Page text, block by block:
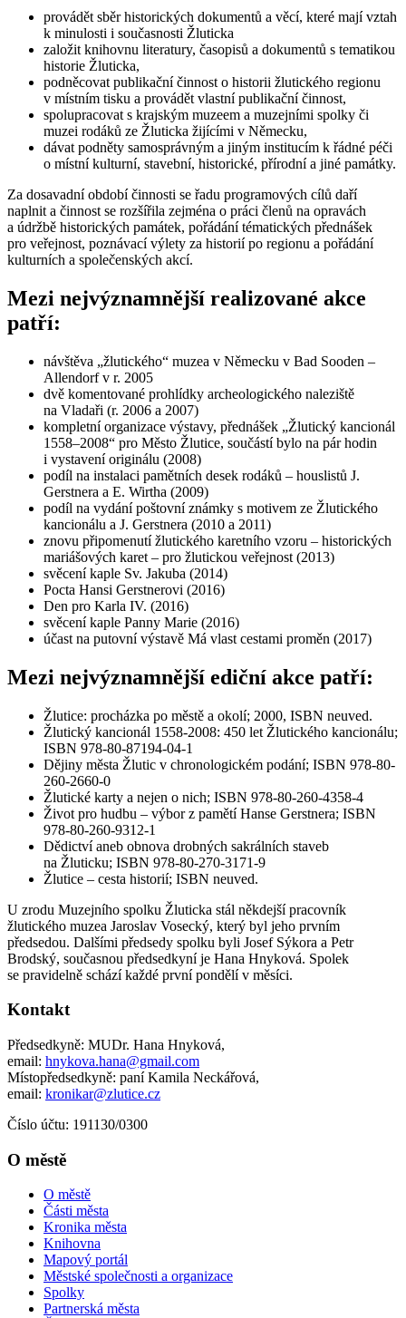
provádět sběr historických dokumentů a věcí, které mají vztah
k minulosti i současnosti Žluticka
založit knihovnu literatury, časopisů a dokumentů s tematikou
historie Žluticka,
podněcovat publikační činnost o historii žlutického regionu
v místním tisku a provádět vlastní publikační činnost,
spolupracovat s krajským muzeem a muzejními spolky či
muzei rodáků ze Žluticka žijícími v Německu,
dávat podněty samosprávným a jiným institucím k řádné péči
o místní kulturní, stavební, historické, přírodní a jiné památky.
Za dosavadní období činnosti se řadu programových cílů daří
naplnit a činnost se rozšířila zejména o práci členů na opravách
a údržbě historických památek, pořádání tématických přednášek
pro veřejnost, poznávací výlety za historií po regionu a pořádání
kulturních a společenských akcí.
Mezi nejvýznamnější realizované akce
patří:
návštěva „žlutického“ muzea v Německu v Bad Sooden –
Allendorf v r. 2005
dvě komentované prohlídky archeologického naleziště
na Vladaři (r. 2006 a 2007)
kompletní organizace výstavy, přednášek „Žlutický kancionál
1558–2008“ pro Město Žlutice, součástí bylo na pár hodin
i vystavení originálu (2008)
podíl na instalaci pamětních desek rodáků – houslistů J.
Gerstnera a E. Wirtha (2009)
podíl na vydání poštovní známky s motivem ze Žlutického
kancionálu a J. Gerstnera (2010 a 2011)
znovu připomenutí žlutického karetního vzoru – historických
mariášových karet – pro žlutickou veřejnost (2013)
svěcení kaple Sv. Jakuba (2014)
Pocta Hansi Gerstnerovi (2016)
Den pro Karla IV. (2016)
svěcení kaple Panny Marie (2016)
účast na putovní výstavě Má vlast cestami proměn (2017)
Mezi nejvýznamnější ediční akce patří:
Žlutice: procházka po městě a okolí; 2000, ISBN neuved.
Žlutický kancionál 1558-2008: 450 let Žlutického kancionálu;
ISBN 978-80-87194-04-1
Dějiny města Žlutic v chronologickém podání; ISBN 978-80-
260-2660-0
Žlutické karty a nejen o nich; ISBN 978-80-260-4358-4
Život pro hudbu – výbor z pamětí Hanse Gerstnera; ISBN
978-80-260-9312-1
Dědictví aneb obnova drobných sakrálních staveb
na Žluticku; ISBN 978-80-270-3171-9
Žlutice – cesta historií; ISBN neuved.
U zrodu Muzejního spolku Žluticka stál někdejší pracovník
žlutického muzea Jaroslav Vosecký, který byl jeho prvním
předsedou. Dalšími předsedy spolku byli Josef Sýkora a Petr
Brodský, současnou předsedkyní je Hana Hnyková. Spolek
se pravidelně schází každé první pondělí v měsíci.
Kontakt
Předsedkyně: MUDr. Hana Hnyková,
email: hnykova.hana@gmail.com
Místopředsedkyně: paní Kamila Neckářová,
email: kronikar@zlutice.cz
Číslo účtu: 191130/0300
O městě
O městě
Části města
Kronika města
Knihovna
Mapový portál
Městské společnosti a organizace
Spolky
Partnerská města